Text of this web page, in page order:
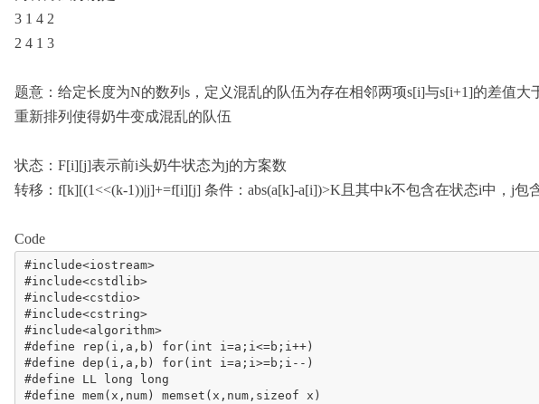
3 1 4 2
2 4 1 3
题意：给定长度为N的数列 s ，定义混乱的队伍为存在相邻两项s[i]与s[i+1]的差值大
重新排列使得奶牛变成混乱的队伍
状态： F[i][j]表示前i头奶牛状态为j的方案数
转移： f[k][(1<<(k-1))|j]+=f[i][j] 条件： abs(a[k]-a[i])>K 且其中k不包含在状态i中， j包
Code
#include<iostream>
#include<cstdlib>
#include<cstdio>
#include<cstring>
#include<algorithm>
#define rep(i,a,b) for(int i=a;i<=b;i++)
#define dep(i,a,b) for(int i=a;i>=b;i--)
#define LL long long
#define mem(x,num) memset(x,num,sizeof x)